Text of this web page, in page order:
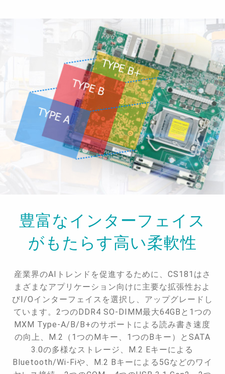
豊富なインターフェイス
がもたらす高い柔軟性
産業界のAIトレンドを促進するために、CS181はさ
まざまなアプリケーション向けに主要な拡張性およ
びI/Oインターフェイスを選択し、アップグレードし
ています。2つのDDR4 SO-DIMM最大64GBと1つの
MXM Type-A/B/B+のサポートによる読み書き速度
の向上、M.2（1つのMキー、1つのBキー）とSATA
3.0の多様なストレージ、M.2 Eキーによる
Bluetooth/Wi-Fiや、M.2 Bキーによる5Gなどのワイ